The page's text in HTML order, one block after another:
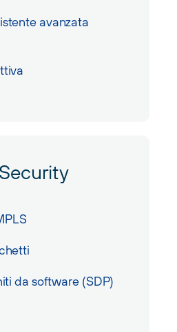
avanzata
da software (SDP)